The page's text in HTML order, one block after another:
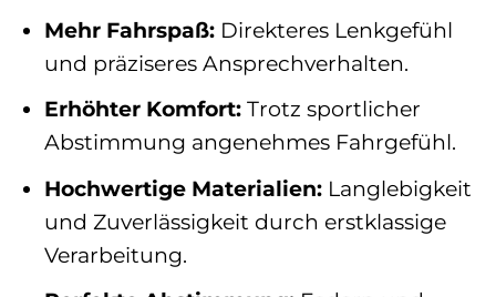
Mehr Fahrspaß:Direkteres Lenkgefühl
und präziseres Ansprechverhalten.
Erhöhter Komfort:Trotz sportlicher
Abstimmung angenehmes Fahrgefühl.
Hochwertige Materialien:Langlebigkeit
und Zuverlässigkeit durch erstklassige
Verarbeitung.